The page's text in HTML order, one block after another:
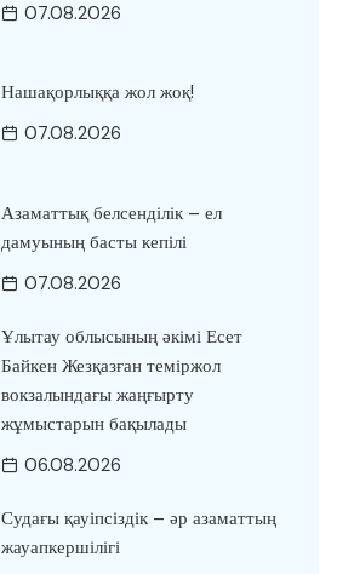
07.08.2026
Нашақорлыққа жол жоқ!
07.08.2026
Азаматтық белсенділік – ел
дамуының басты кепілі
07.08.2026
Ұлытау облысының әкімі Есет
Байкен Жезқазған теміржол
вокзалындағы жаңғырту
жұмыстарын бақылады
06.08.2026
Судағы қауіпсіздік – әр азаматтың
жауапкершілігі